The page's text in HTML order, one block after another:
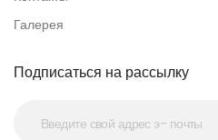
Галерея
Подписаться на рассылку